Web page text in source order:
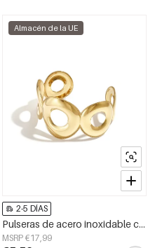
Almacén de la UE
2-5 DÍAS
Pulseras de acero inoxidable con forma irregular, estilo casual y sencillo, para uso diario. Joyería para mujer.
MSRP €17,99